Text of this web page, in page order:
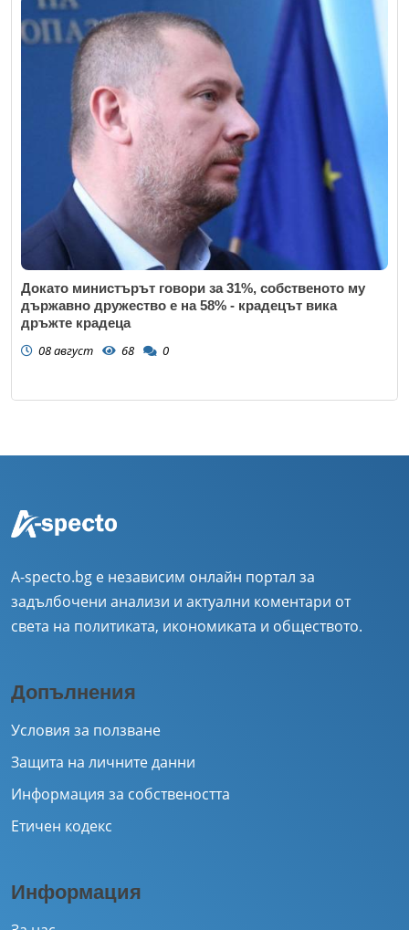
Докато министърът говори за 31%, собственото му
държавно дружество е на 58% - крадецът вика
дръжте крадеца
08 август 68 0
A-specto.bg е независим онлайн портал за
задълбочени анализи и актуални коментари от
света на политиката, икономиката и обществото.
Допълнения
Условия за ползване
Защита на личните данни
Информация за собствеността
Етичен кодекс
Информация